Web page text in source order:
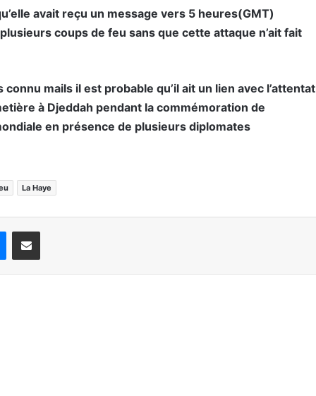
avait reçu un message vers 5 heures(GMT)
coups de feu sans que cette attaque n’ait fait
mails il est probable qu’il ait un lien avec l’attentat
à Djeddah pendant la commémoration de
en présence de plusieurs diplomates
La Haye